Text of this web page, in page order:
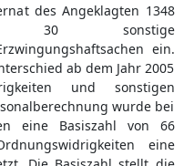
des Angeklagten 1348
30 sonstige
ein.
ab dem Jahr 2005
und sonstigen
wurde bei
eine Basiszahl von 66
eine